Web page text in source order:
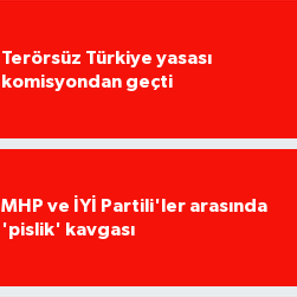
Terörsüz Türkiye yasası
komisyondan geçti
MHP ve İYİ Partili'ler arasında
'pislik' kavgası